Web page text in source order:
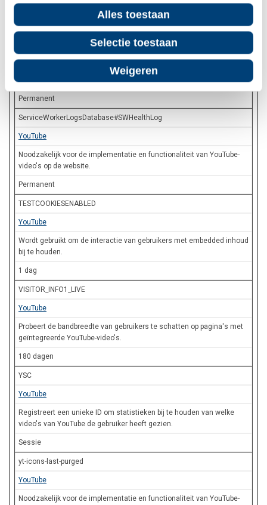
Alles toestaan
Selectie toestaan
Weigeren
LogsDatabaseV2:V#||LogsRequestsStore
Wordt gebruikt om de interactie van gebruikers met embedded inhoud
bij te houden.
Permanent
ServiceWorkerLogsDatabase#SWHealthLog
YouTube
Noodzakelijk voor de implementatie en functionaliteit van YouTube-
video's op de website.
Permanent
TESTCOOKIESENABLED
YouTube
Wordt gebruikt om de interactie van gebruikers met embedded inhoud
bij te houden.
1 dag
VISITOR_INFO1_LIVE
YouTube
Probeert de bandbreedte van gebruikers te schatten op pagina's met
geïntegreerde YouTube-video's.
180 dagen
YSC
YouTube
Registreert een unieke ID om statistieken bij te houden van welke
video's van YouTube de gebruiker heeft gezien.
Sessie
yt-icons-last-purged
YouTube
Noodzakelijk voor de implementatie en functionaliteit van YouTube-